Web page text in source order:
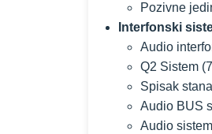
Pozivne
Interfonski
Audio
Q2 Sistem
Spisak
Audio BUS
Audio